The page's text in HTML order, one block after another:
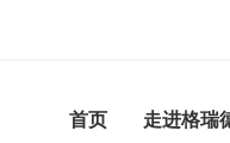
首页 走进格瑞